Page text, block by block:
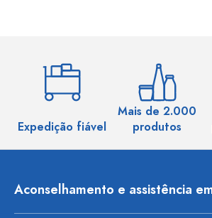
Expedição fiável
Mais de 2.000
produtos
Aconselhamento e assistência